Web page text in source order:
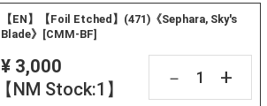
【EN】【Foil Etched】(471)《Sephara, Sky's
Blade》[CMM-BF]
¥ 3,000
【NM Stock:1】
－ +